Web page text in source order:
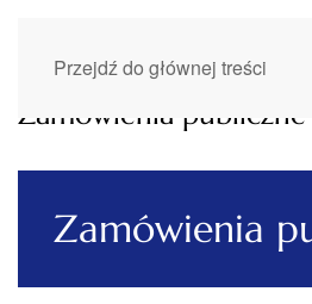
Przejdź do głównej treści
Zamówienia
Zamówienia